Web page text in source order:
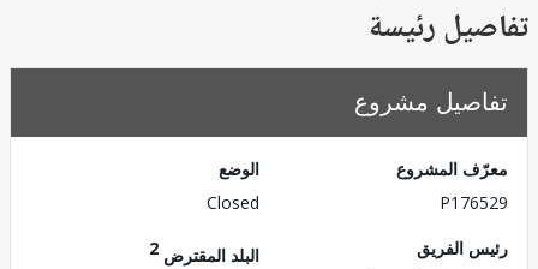
رئيسة
مشروع
المشروع
الفريق
البلد المقترض